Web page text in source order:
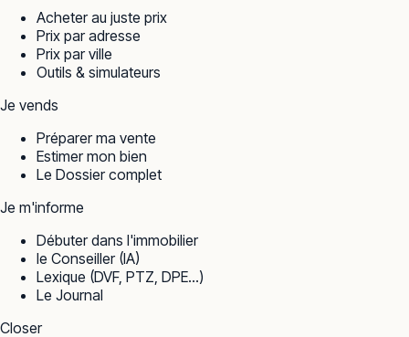
Acheter au juste prix
Prix par adresse
Prix par ville
Outils & simulateurs
Je vends
Préparer ma vente
Estimer mon bien
Le Dossier complet
Je m'informe
Débuter dans l'immobilier
le Conseiller (IA)
Lexique (DVF, PTZ, DPE…)
Le Journal
Closer